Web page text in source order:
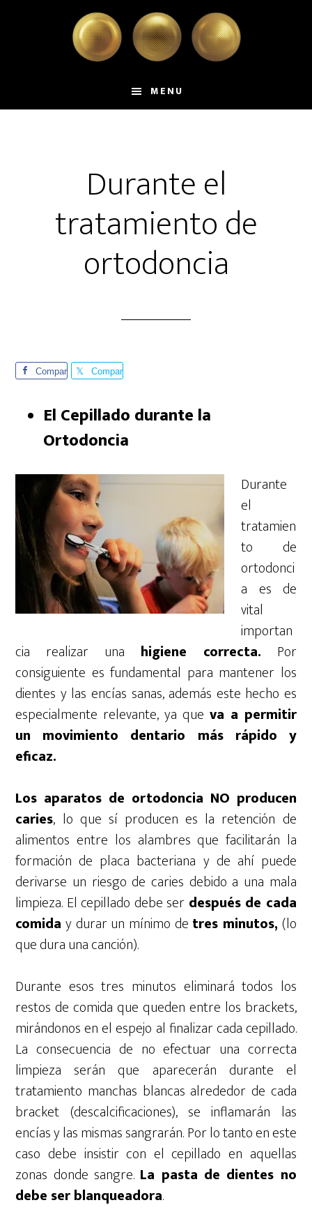
MENU
Durante el
tratamiento de
ortodoncia
Compar
Compar
El Cepillado durante la
Ortodoncia
Durante
el
tratamien
to de
ortodonci
a es de
vital
importan
cia realizar una higiene correcta. Por
consiguiente es fundamental para mantener los
dientes y las encías sanas, además este hecho es
especialmente relevante, ya que va a permitir
un movimiento dentario más rápido y
eficaz.
Los aparatos de ortodoncia NO producen
caries, lo que sí producen es la retención de
alimentos entre los alambres que facilitarán la
formación de placa bacteriana y de ahí puede
derivarse un riesgo de caries debido a una mala
limpieza. El cepillado debe ser después de cada
comida y durar un mínimo de tres minutos, (lo
que dura una canción).
Durante esos tres minutos eliminará todos los
restos de comida que queden entre los brackets,
mirándonos en el espejo al finalizar cada cepillado.
La consecuencia de no efectuar una correcta
limpieza serán que aparecerán durante el
tratamiento manchas blancas alrededor de cada
bracket (descalcificaciones), se inflamarán las
encías y las mismas sangrarán. Por lo tanto en este
caso debe insistir con el cepillado en aquellas
zonas donde sangre. La pasta de dientes no
debe ser blanqueadora.